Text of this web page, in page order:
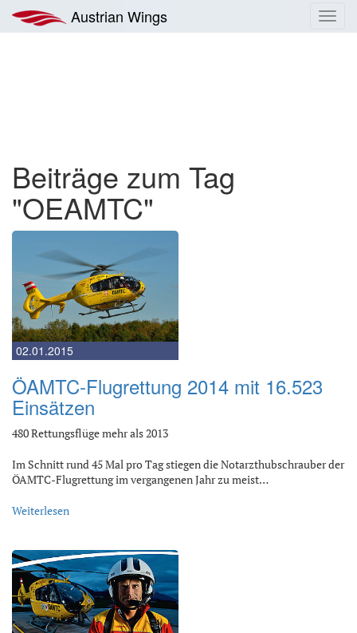
Inhalt
springen
Austrian Wings
Beiträge zum Tag
"OEAMTC"
02.01.2015
ÖAMTC-Flugrettung 2014 mit 16.523
Einsätzen
480 Rettungsflüge mehr als 2013
Im Schnitt rund 45 Mal pro Tag stiegen die Notarzthubschrauber der
ÖAMTC-Flugrettung im vergangenen Jahr zu meist…
Weiterlesen